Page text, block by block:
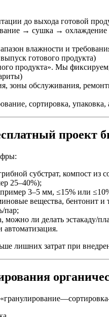
до выхода готовой
→ сушка →
влажности и
готового продукта)
продукта». Мы
зоны обслуживания,
сортировка,
проект
субстрат, компост из
25–40%);
3–5 мм, ≤15% или
вещества, бентонит и
пар;
можно ли делать эстакаду/
лишних затрат при